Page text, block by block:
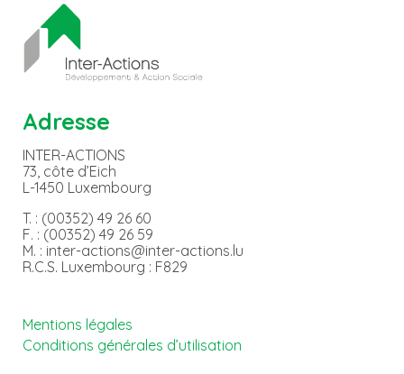
Adresse
INTER-ACTIONS
73, côte d’Eich
L-1450 Luxembourg
T. : (00352) 49 26 60
F. : (00352) 49 26 59
M. : inter-actions@inter-actions.lu
R.C.S. Luxembourg : F829
Mentions légales
Conditions générales d’utilisation